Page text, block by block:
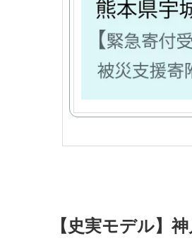
【史実モデル】